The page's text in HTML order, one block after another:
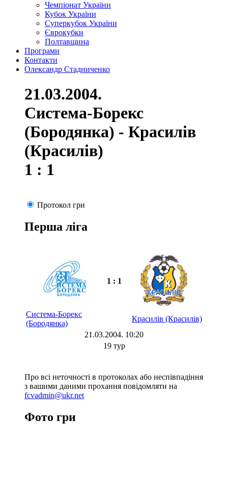
Чемпіонат України
Кубок України
Суперкубок України
Єврокубки
Полтавщина
Програми
Контакти
Олександр Стадниченко
21.03.2004.
Система-Борекс
(Бородянка) - Красилів
(Красилів)
1 : 1
Протокол гри
Перша ліга
1 : 1
Система-Борекс
(Бородянка)
Красилів (Красилів)
21.03.2004. 10:20
19 тур
Про всі неточності в протоколах або неспівпадіння
з вашими даними прохання повідомляти на
fcvadmin@ukr.net
Фото гри